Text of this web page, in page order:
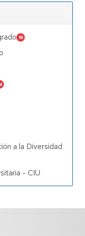
a la Diversidad
- CIU